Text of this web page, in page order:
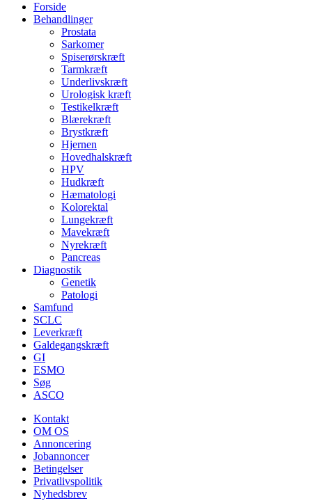
Forside
Behandlinger
Prostata
Sarkomer
Spiserørskræft
Tarmkræft
Underlivskræft
Urologisk kræft
Testikelkræft
Blærekræft
Brystkræft
Hjernen
Hovedhalskræft
HPV
Hudkræft
Hæmatologi
Kolorektal
Lungekræft
Mavekræft
Nyrekræft
Pancreas
Diagnostik
Genetik
Patologi
Samfund
SCLC
Leverkræft
Galdegangskræft
GI
ESMO
Søg
ASCO
Kontakt
OM OS
Annoncering
Jobannoncer
Betingelser
Privatlivspolitik
Nyhedsbrev